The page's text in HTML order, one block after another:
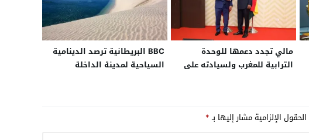
مالي تجدد دعمها للوحدة
الترابية للمغرب ولسيادته على
BBC البريطانية ترصد الدينامية
السياحية لمدينة الداخلة
الحقول الإلزامية مشار إليها بـ*